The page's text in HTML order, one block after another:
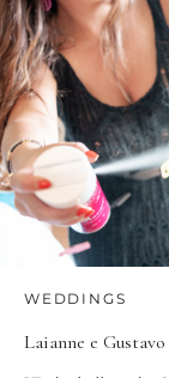
WEDDINGS
Laianne e Gustavo